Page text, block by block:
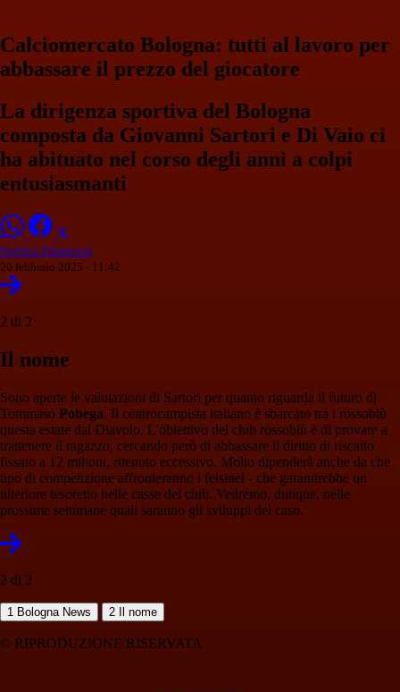
Calciomercato Bologna: tutti al lavoro per
abbassare il prezzo del giocatore
La dirigenza sportiva del Bologna
composta da Giovanni Sartori e Di Vaio ci
ha abituato nel corso degli anni a colpi
entusiasmanti
Stefania Palminteri
20 febbraio 2025 - 11:42
2 di 2
Il nome
Sono aperte le valutazioni di Sartori per quanto riguarda il futuro di
Tommaso Pobega. Il centrocampista italiano è sbarcato tra i rossoblù
questa estate dal Diavolo. L'obiettivo del club rossoblù è di provare a
trattenere il ragazzo, cercando però di abbassare il diritto di riscatto
fissato a 12 milioni, ritenuto eccessivo. Molto dipenderà anche da che
tipo di competizione affronteranno i felsinei - che garantirebbe un
ulteriore tesoretto nelle casse del club. Vedremo, dunque, nelle
prossime settimane quali saranno gli sviluppi del caso.
2 di 2
1 Bologna News 2 Il nome
© RIPRODUZIONE RISERVATA